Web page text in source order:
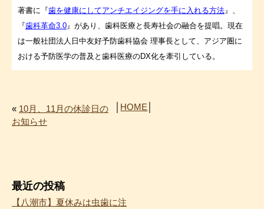
著書に『歯を健康にしてアンチエイジングを手に入れる方法 』、
『歯科革命3.0 』があり、歯科医療と長寿社会の融合を提唱。現在
は一般社団法人日中友好予防歯科協会 理事長として、アジア圏に
おける予防医学の普及と歯科医療のDX化を牽引している。
« 10月、11月の休診日の
お知らせ
HOME
最近の投稿
【八潮市】夏休みは虫歯に注